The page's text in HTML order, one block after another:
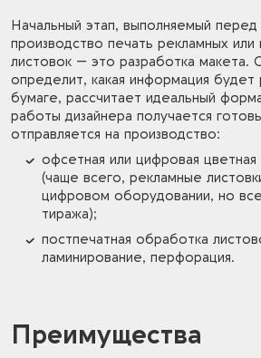
Начальный этап, выполняемый перед
производство печать рекламных
листовок — это разработка макета.
определит, какая информация будет
бумаге, рассчитает идеальный
работы дизайнера получается
отправляется на производство:
офсетная или цифровая
(чаще всего, рекламные
цифровом оборудовании, но все
тиража);
постпечатная обработка
ламинирование, перфорация.
Преимущества